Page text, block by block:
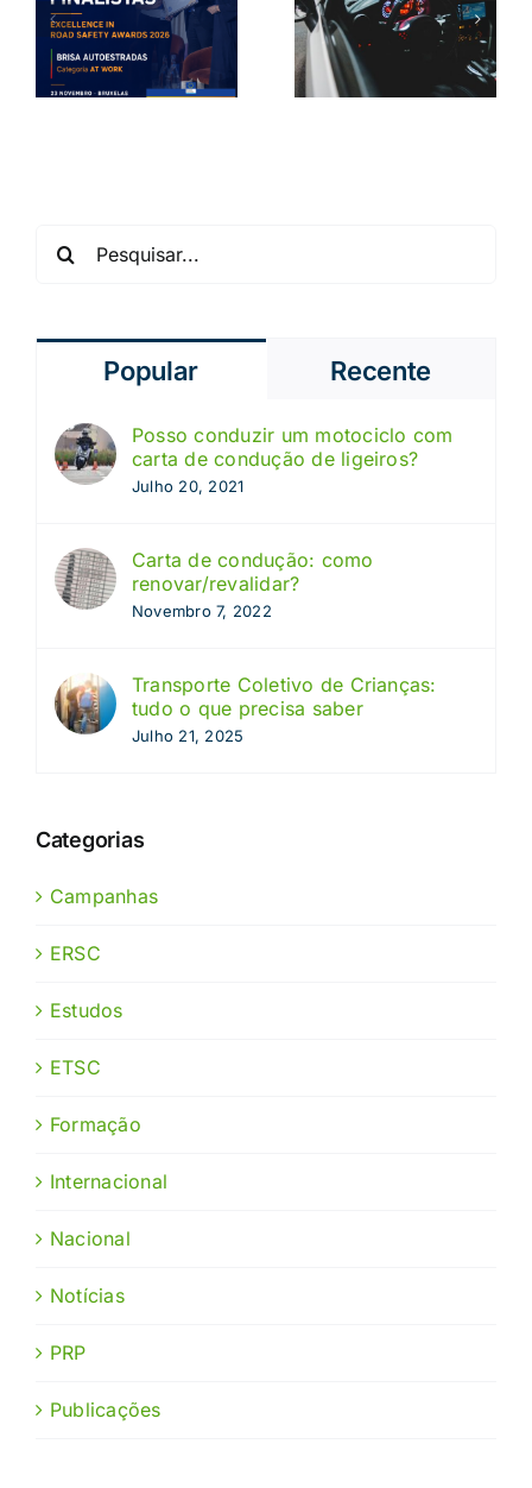
em Portugal:
o que
precisa
volante na
Europa: o
que revela o
novo estudo
Popular Recente
Posso conduzir um motociclo com
carta de condução de ligeiros?
Julho 20, 2021
Carta de condução: como
renovar/revalidar?
Novembro 7, 2022
Transporte Coletivo de Crianças:
tudo o que precisa saber
Julho 21, 2025
Categorias
Campanhas
ERSC
Estudos
ETSC
Formação
Internacional
Nacional
Notícias
PRP
Publicações